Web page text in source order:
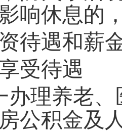
响休息的
待遇和薪
受待遇
办理养老
公积金及